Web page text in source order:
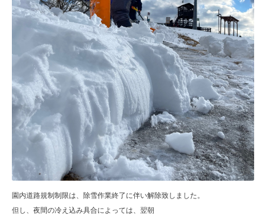
園内道路規制制限は、除雪作業終了に伴い解除致しました。
但し、夜間の冷え込み具合によっては、翌朝